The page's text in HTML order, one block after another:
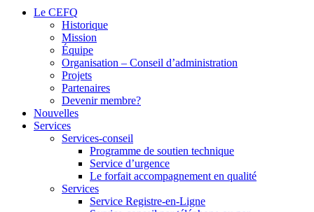
Le CEFQ
Historique
Mission
Équipe
Organisation – Conseil d’administration
Projets
Partenaires
Devenir membre?
Nouvelles
Services
Services-conseil
Programme de soutien technique
Service d’urgence
Le forfait accompagnement en qualité
Services
Service Registre-en-Ligne